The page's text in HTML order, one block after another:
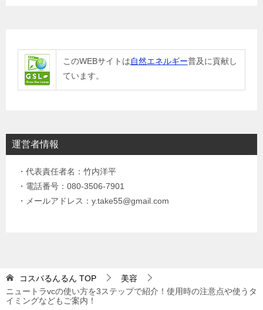
このWEBサイトは自然エネルギー普及に貢献し
ています。
運営者情報
・代表責任者名：竹内洋平
・電話番号：080-3506-7901
・メールアドレス：y.take55@gmail.com
コスパるんるん TOP
美容
ニュートラvcの使い方を3ステップで紹介！使用時の注意点や使うタ
イミングなどもご案内！